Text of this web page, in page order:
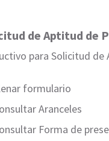
de Aptitud de
para Solicitud
formulario
Aranceles
Forma de